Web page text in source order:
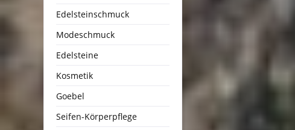
Edelsteinschmuck
Modeschmuck
Edelsteine
Kosmetik
Goebel
Seifen-Körperpflege